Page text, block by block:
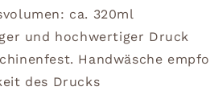
ca. 320ml
und hochwertiger Druck
Handwäsche
des Drucks